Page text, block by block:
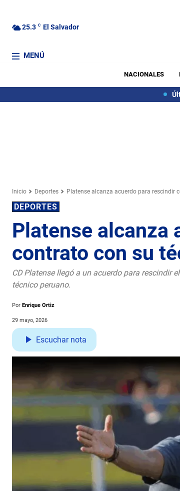
25.3 C El Salvador
MENÚ
NACIONALES
Inicio Deportes Platense alcanza acuerdo para rescindir
DEPORTES
Platense alcanza
contrato con su
CD Platense llegó a un acuerdo para rescindir
técnico peruano.
Por Enrique Ortiz
29 mayo, 2026
Escuchar nota